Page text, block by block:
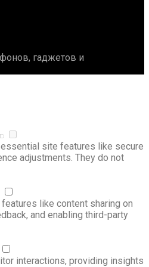
гаджетов и
site features like secure
adjustments. They do not
like content sharing on
and enabling third-party
interactions, providing insights